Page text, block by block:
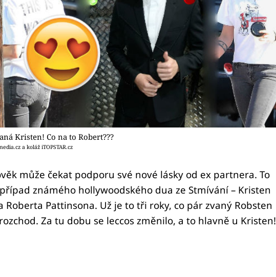
Kristen! Co na to Robert???
a koláž iTOPSTAR.cz
může čekat podporu své nové lásky od ex partnera. To
známého hollywoodského dua ze Stmívání – Kristen
Roberta Pattinsona. Už je to tři roky, co pár zvaný Robsten
Za tu dobu se leccos změnilo, a to hlavně u Kristen!